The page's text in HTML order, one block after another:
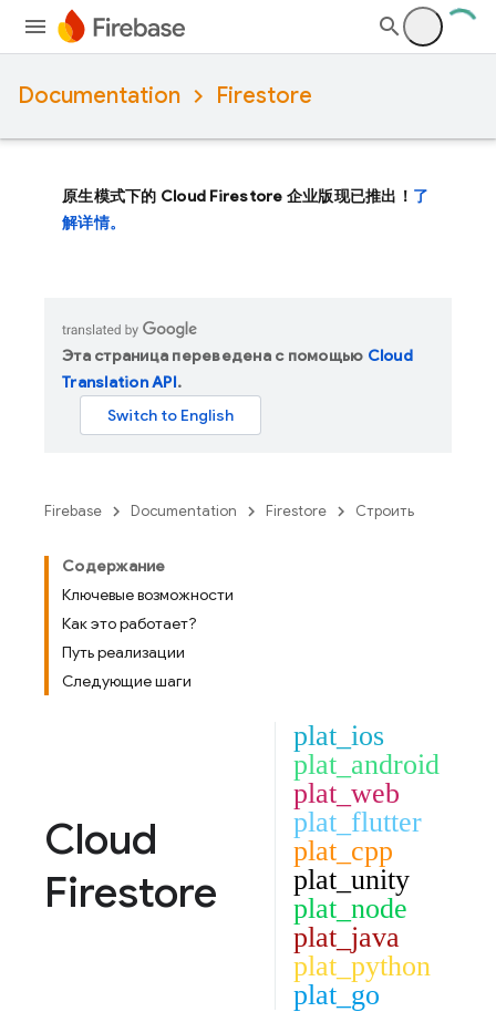
Documentation Firestore
原生模式下的 Cloud Firestore 企业版现已推出！ 了
解详情。
Эта страница переведена с помощью Cloud
Translation API.
Firebase Documentation Firestore Строить
Содержание
Ключевые возможности
Как это работает?
Путь реализации
Следующие шаги
Cloud
Firestore
plat_ios
plat_android
plat_web
plat_flutter
plat_cpp
plat_unity
plat_node
plat_java
plat_python
plat_go